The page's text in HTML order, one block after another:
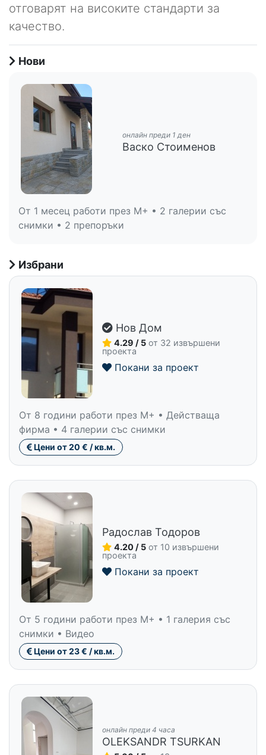
отговарят на високите стандарти за
качество.
Нови
онлайн преди 1 ден
Васко Стоименов
От 1 месец работи през M+ • 2 галерии със
снимки • 2 препоръки
Избрани
Нов Дом
4.29 / 5 от 32 извършени
проекта
Покани за проект
От 8 години работи през M+ • Действаща
фирма • 4 галерии със снимки
Цени от 20 € / кв.м.
Радослав Тодоров
4.20 / 5 от 10 извършени
проекта
Покани за проект
От 5 години работи през M+ • 1 галерия със
снимки • Видео
Цени от 23 € / кв.м.
онлайн преди 4 часа
OLEKSANDR TSURKAN